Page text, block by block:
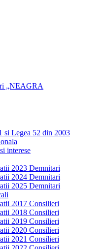
„NEAGRA
si Legea 52 din 2003
interese
2023 Demnitari
2024 Demnitari
2025 Demnitari
2017 Consilieri
2018 Consilieri
2019 Consilieri
2020 Consilieri
2021 Consilieri